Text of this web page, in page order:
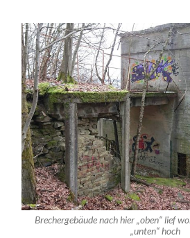
Brechergebäude nach hier „oben“ lief
„unten“ hoch